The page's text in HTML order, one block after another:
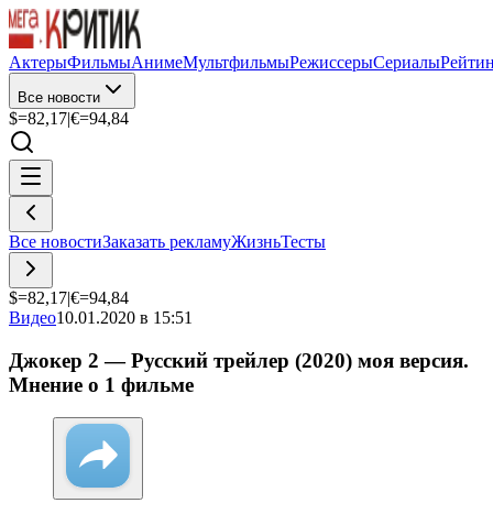
АктерыФильмыАнимеМультфильмыРежиссерыСериалы
Все новости
$=82,17|€=94,84
Все новостиЗаказать рекламуЖизньТесты
$=82,17|€=94,84
Видео10.01.2020 в 15:51
Джокер 2 — Русский трейлер (2020) моя версия.
Мнение о 1 фильме